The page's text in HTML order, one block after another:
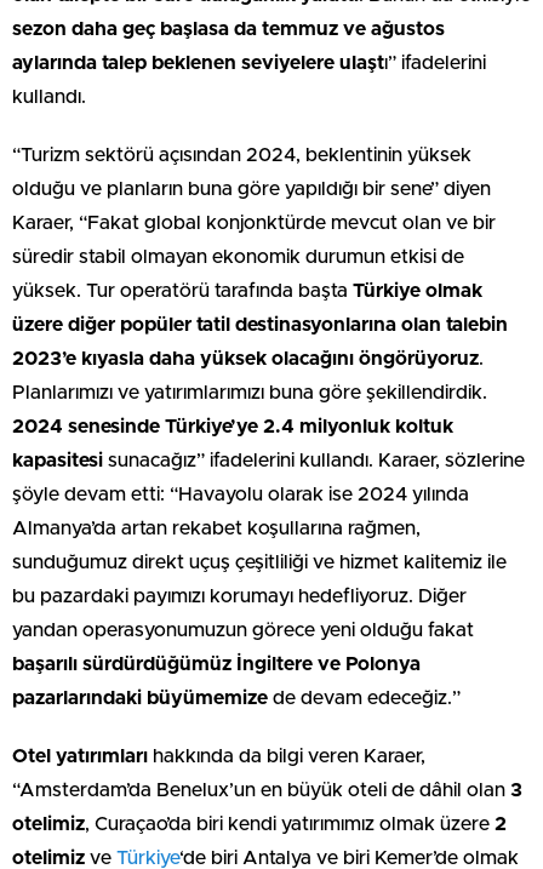
sezon daha geç başlasa da temmuz ve ağustos
aylarında talep beklenen seviyelere ulaştı” ifadelerini
kullandı.
“Turizm sektörü açısından 2024, beklentinin yüksek
olduğu ve planların buna göre yapıldığı bir sene” diyen
Karaer, “Fakat global konjonktürde mevcut olan ve bir
süredir stabil olmayan ekonomik durumun etkisi de
yüksek. Tur operatörü tarafında başta Türkiye olmak
üzere diğer popüler tatil destinasyonlarına olan talebin
2023’e kıyasla daha yüksek olacağını öngörüyoruz.
Planlarımızı ve yatırımlarımızı buna göre şekillendirdik.
2024 senesinde Türkiye’ye 2.4 milyonluk koltuk
kapasitesi sunacağız” ifadelerini kullandı. Karaer, sözlerine
şöyle devam etti: “Havayolu olarak ise 2024 yılında
Almanya’da artan rekabet koşullarına rağmen,
sunduğumuz direkt uçuş çeşitliliği ve hizmet kalitemiz ile
bu pazardaki payımızı korumayı hedefliyoruz. Diğer
yandan operasyonumuzun görece yeni olduğu fakat
başarılı sürdürdüğümüz İngiltere ve Polonya
pazarlarındaki büyümemize de devam edeceğiz.”
Otel yatırımları hakkında da bilgi veren Karaer,
“Amsterdam’da Benelux’un en büyük oteli de dâhil olan 3
otelimiz, Curaçao’da biri kendi yatırımımız olmak üzere 2
otelimiz ve Türkiye‘de biri Antalya ve biri Kemer’de olmak